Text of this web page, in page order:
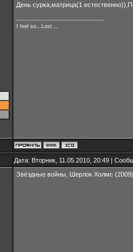
День сурка,матрица(1
I feel so...Lost....
Дата: Вторник, 11.05.2010, 20:49 |
Звёздные войны, Шерлок Холмс